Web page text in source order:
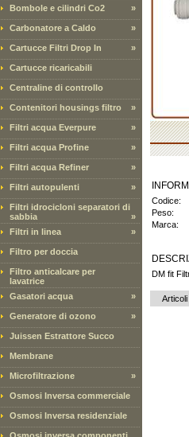
Bombole e cilindri Co2 »
Carbonatore a Caldo »
Cartucce Filtri Drop In »
Cartucce ricaricabili
Centraline di controllo
Contenitori housings filtro »
Filtri acqua Everpure »
Filtri acqua Profine »
Filtri acqua Refiner »
Filtri autopulenti »
Filtri idrocicloni separatori di
sabbia
»
Filtri in linea
»
Filtro per doccia
Filtro anticalcare per
lavatrice
Gasatori acqua
»
Generatore di ozono »
Juissen Estrattore Succo
Membrane
Microfiltrazione »
Osmosi Inversa commerciale
Osmosi Inversa residenziale
Codice:
Peso:
Marca:
DM fit